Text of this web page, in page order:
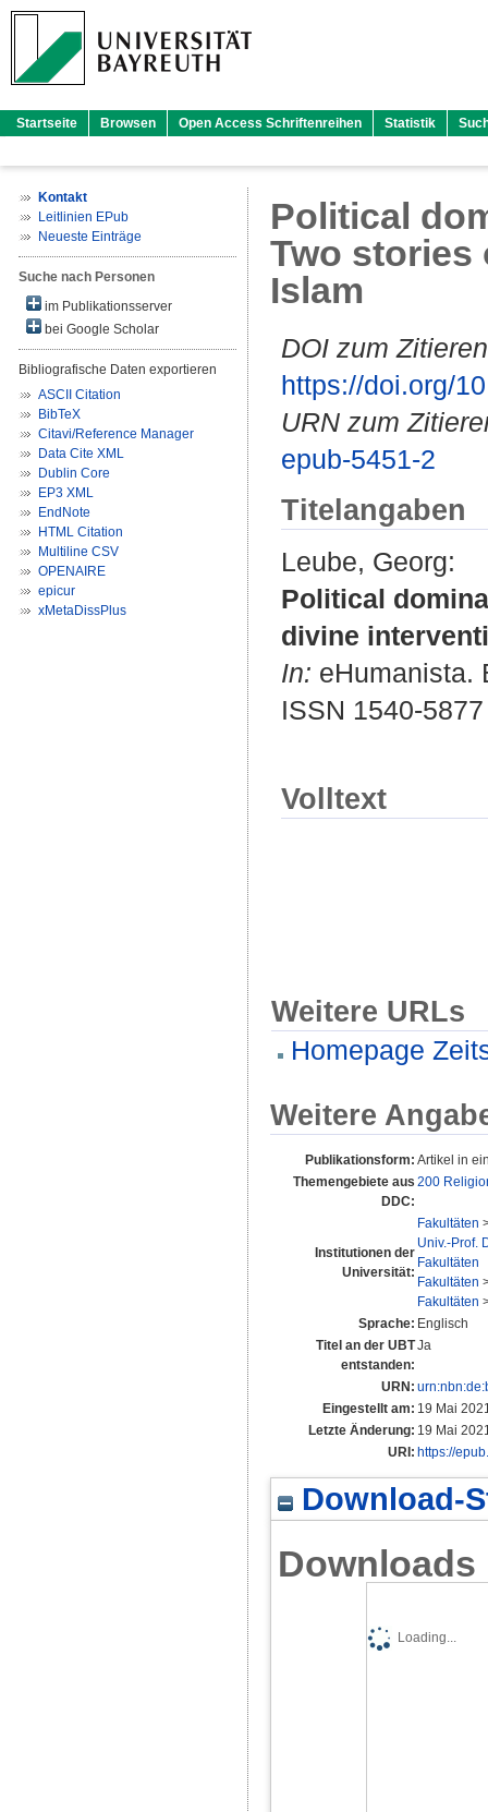
Startseite Browsen Open Access Schriftenreihen Statistik
Kontakt
Leitlinien EPub
Neueste Einträge
Suche nach Personen
im Publikationsserver
bei Google Scholar
Bibliografische Daten exportieren
ASCII Citation
BibTeX
Citavi/Reference Manager
Data Cite XML
Dublin Core
EP3 XML
EndNote
HTML Citation
Multiline CSV
OPENAIRE
epicur
xMetaDissPlus
Political
Two stories
Islam
DOI zum
https://doi.org/
URN zum
epub-5451-2
Titelangaben
Leube, Georg:
Political
divine
In: eHumanista.
ISSN 1540-5877
Volltext
Weitere URLs
Homepage
Weitere
Publikationsform: Artikel in
Themengebiete aus
DDC:
200
Institutionen der
Universität:
Fakultäten
Univ.-Prof.
Fakultäten
Fakultäten
Fakultäten
Sprache: Englisch
Titel an der UBT
entstanden:
Ja
URN:
Eingestellt am: 19 Mai
Letzte Änderung: 19 Mai
URI: https://
Download-
Downloads
Loading...